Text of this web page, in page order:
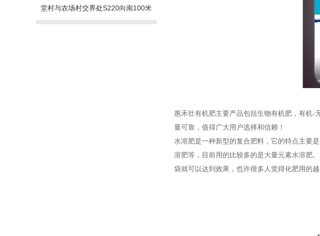
堂村与农场村交界处S220向南100米
惠禾壮有机肥主要产品包括生物有机肥，有机-
量可靠，值得广大用户选择和信赖！
水溶肥是一种新型的复合肥料，它的特点主要
溶肥等，目前用的比较多的是大量元素水溶肥
袋就可以达到效果，也许很多人觉得化肥用的